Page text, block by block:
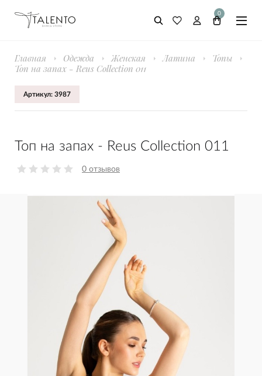
0
Главная Одежда Женская Латина
Топы
Топ на запах - Reus Collection 011
Артикул: 3987
Топ на запах - Reus Collection 011
0 отзывов